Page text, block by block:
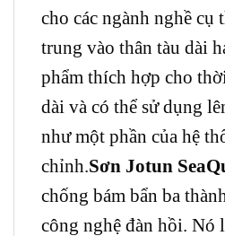
cho các ngành nghề cụ
trung vào thân tàu dài
phẩm thích hợp cho
dài và có thể sử dụng
như một phần của hệ
chỉnh.Sơn Jotun
chống bám bẩn ba
công nghệ đàn hồi. Nó